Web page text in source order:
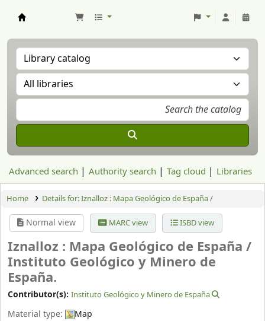
Advanced search Authority search Tag cloud Libraries
Home Details for:Iznalloz : Mapa Geológico de España /
Normal view MARC view ISBD view
Iznalloz : Mapa Geológico de España /
Instituto Geológico y Minero de
España.
Contributor(s): Instituto Geológico y Minero de España
Material type:
Map